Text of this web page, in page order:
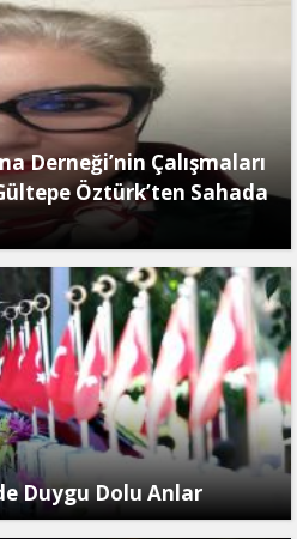
Derneği’nin Çalışmaları
Öztürk’ten Sahada
Duygu Dolu Anlar